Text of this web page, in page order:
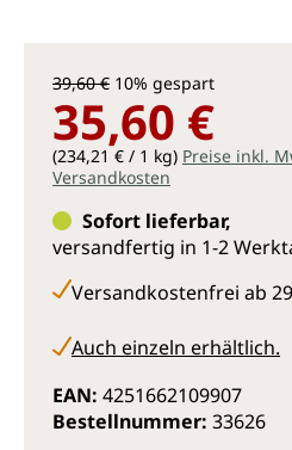
39,60 € 10% gespart
35,60 €
(234,21 € / 1 kg) Preise inkl.
Versandkosten
Sofort lieferbar,
versandfertig in 1-2
Versandkostenfrei ab 29
Auch einzeln erhältlich.
EAN: 4251662109907
Bestellnummer: 33626